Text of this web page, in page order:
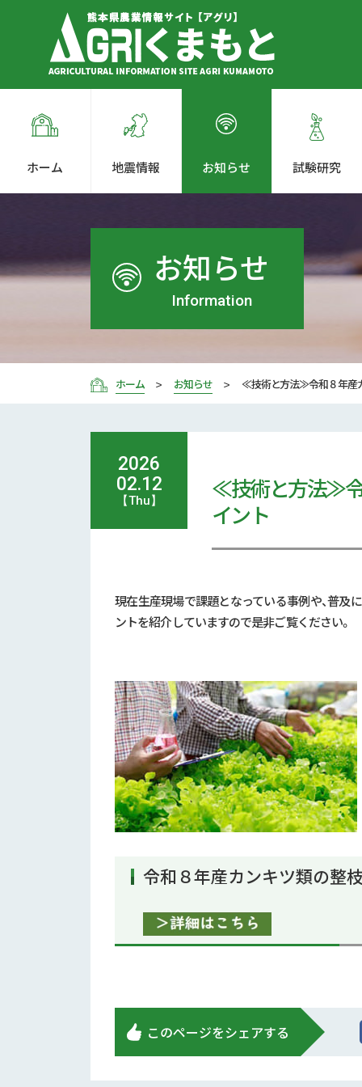
ホーム 地震情報 お知らせ 試験研究
お知らせ
Information
ホーム お知らせ ≪技術と方法≫令和８年産
2026
02.12
【Thu】
≪技術と方法≫令
イント
現在生産現場で課題となっている事例や、普及
ントを紹介していますので是非ご覧ください。
令和８年産カンキツ類の整
このページをシェアする